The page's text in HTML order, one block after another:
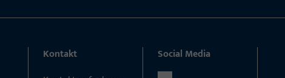
Kontakt
Social Media